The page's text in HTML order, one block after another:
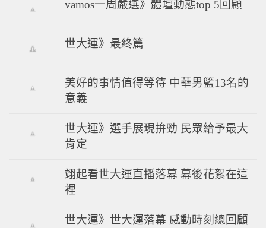
vamos一周嚴選》體壇動態top 5回顧
世大運》最終篇
美好的事情值得等待 中華男籃13名的
意義
世大運》選手展現拚勁 民眾給予最大
肯定
翊起看世大運直播落幕 幕後花絮在這
裡
世大運》世大運落幕 感動時刻總回顧